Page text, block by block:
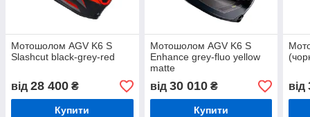
Мотошолом AGV K6 S
Slashcut black-grey-red
від 28 400 ₴
Купити
Мотошолом AGV K6 S
Enhance grey-fluo yellow
matte
від 30 010₴
Купити
від